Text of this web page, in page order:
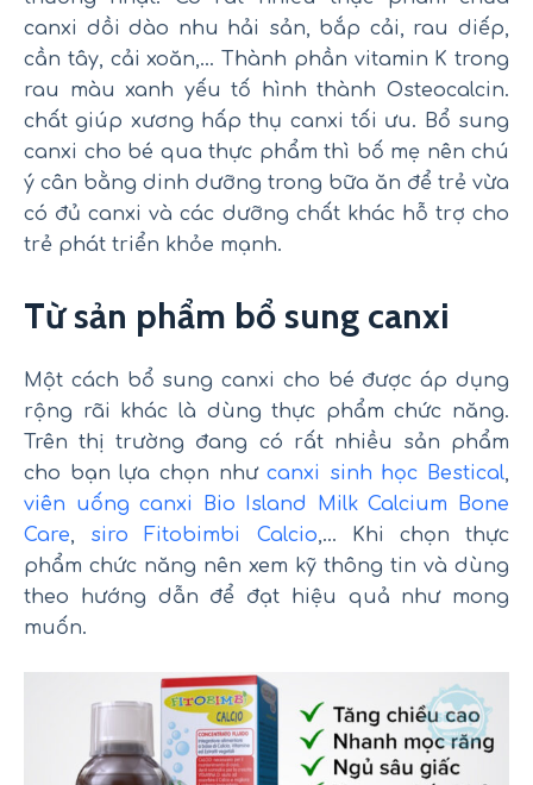
canxi dồi dào nhu hải sản, bắp cải, rau diếp,
cần tây, cải xoăn,… Thành phần vitamin K trong
rau màu xanh yếu tố hình thành Osteocalcin.
chất giúp xương hấp thụ canxi tối ưu. Bổ sung
canxi cho bé qua thực phẩm thì bố mẹ nên chú
ý cân bằng dinh dưỡng trong bữa ăn để trẻ vừa
có đủ canxi và các dưỡng chất khác hỗ trợ cho
trẻ phát triển khỏe mạnh.
Từ sản phẩm bổ sung canxi
Một cách bổ sung canxi cho bé được áp dụng
rộng rãi khác là dùng thực phẩm chức năng.
Trên thị trường đang có rất nhiều sản phẩm
cho bạn lựa chọn nhưcanxi sinh học Bestical,
viên uống canxi Bio Island Milk Calcium Bone
Care, siro Fitobimbi Calcio,… Khi chọn thực
phẩm chức năng nên xem kỹ thông tin và dùng
theo hướng dẫn để đạt hiệu quả như mong
muốn.